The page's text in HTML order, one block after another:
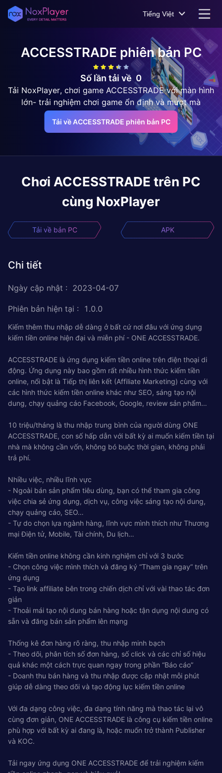
Tiếng Việt
ACCESSTRADE phiên bản PC
Số lần tải về 0
Tải NoxPlayer, chơi game ACCESSTRADE với màn hình
lớn- trải nghiệm chơi game ổn định và mượt mà
Tải về ACCESSTRADE phiên bản PC
Chơi ACCESSTRADE trên PC
cùng NoxPlayer
Tải về bản PC APK
Chi tiết
Ngày cập nhật : 2023-04-07
Phiên bản hiện tại : 1.0.0
Kiếm thêm thu nhập dễ dàng ở bất cứ nơi đâu với ứng dụng
kiếm tiền online hiện đại và miễn phí - ONE ACCESSTRADE.
ACCESSTRADE là ứng dụng kiếm tiền online trên điện thoại di
động. Ứng dụng này bao gồm rất nhiều hình thức kiếm tiền
online, nổi bật là Tiếp thị liên kết (Affiliate Marketing) cùng với
các hình thức kiếm tiền online khác như SEO, sáng tạo nội
dung, chạy quảng cáo Facebook, Google, review sản phẩm…
10 triệu/tháng là thu nhập trung bình của người dùng ONE
ACCESSTRADE, con số hấp dẫn với bất kỳ ai muốn kiếm tiền tại
nhà mà không cần vốn, không bó buộc thời gian, không phải
trả phí.
Nhiều việc, nhiều lĩnh vực
- Ngoài bán sản phẩm tiêu dùng, bạn có thể tham gia công
việc chia sẻ ứng dụng, dịch vụ, công việc sáng tạo nội dung,
chạy quảng cáo, SEO…
- Tự do chọn lựa ngành hàng, lĩnh vực mình thích như Thương
mại Điện tử, Mobile, Tài chính, Du lịch…
Kiếm tiền online không cần kinh nghiệm chỉ với 3 bước
- Chọn công việc mình thích và đăng ký “Tham gia ngay” trên
ứng dụng
- Tạo link affiliate bên trong chiến dịch chỉ với vài thao tác đơn
giản
- Thoải mái tạo nội dung bán hàng hoặc tận dụng nội dung có
sẵn và đăng bán sản phẩm lên mạng
Thống kê đơn hàng rõ ràng, thu nhập minh bạch
- Theo dõi, phân tích số đơn hàng, số click và các chỉ số hiệu
quả khác một cách trực quan ngay trong phần “Báo cáo”
- Doanh thu bán hàng và thu nhập được cập nhật mỗi phút
giúp dễ dàng theo dõi và tạo động lực kiếm tiền online
Với đa dạng công việc, đa dạng tính năng mà thao tác lại vô
cùng đơn giản, ONE ACCESSTRADE là công cụ kiếm tiền online
phù hợp với bất kỳ ai đang là, hoặc muốn trở thành Publisher
và KOC.
Tải ngay ứng dụng ONE ACCESSTRADE để trải nghiệm kiếm